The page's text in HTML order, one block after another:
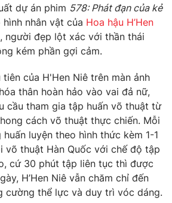
dự án phim 578: Phát đạn của kẻ
nhân vật của Hoa hậu H’Hen
người đẹp lột xác với thần thái
kém phần gợi cảm.
của H'Hen Niê trên màn ảnh
thân hoàn hảo vào vai đả nữ,
cầu tham gia tập huấn võ thuật từ
cách võ thuật thực chiến. Mỗi
luyện theo hình thức kèm 1-1
võ thuật Hàn Quốc với chế độ tập
cứ 30 phút tập liên tục thì được
H’Hen Niê vẫn chăm chỉ đến
cường thể lực và duy trì vóc dáng.